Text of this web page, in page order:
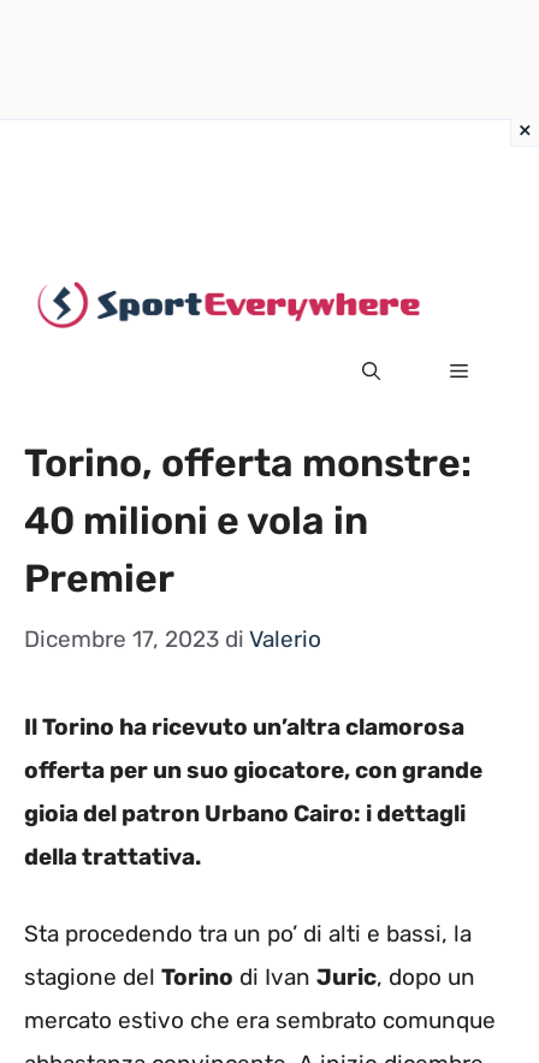
MENU
Torino, offerta monstre:
40 milioni e vola in
Premier
Dicembre 17, 2023 di Valerio
Il Torino ha ricevuto un’altra clamorosa
offerta per un suo giocatore, con grande
gioia del patron Urbano Cairo: i dettagli
della trattativa.
Sta procedendo tra un po’ di alti e bassi, la
stagione del Torino di Ivan Juric, dopo un
mercato estivo che era sembrato comunque